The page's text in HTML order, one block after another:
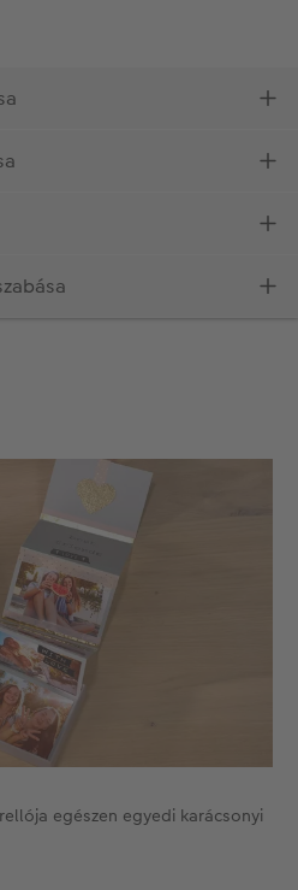
egészen egyedi karácsonyi